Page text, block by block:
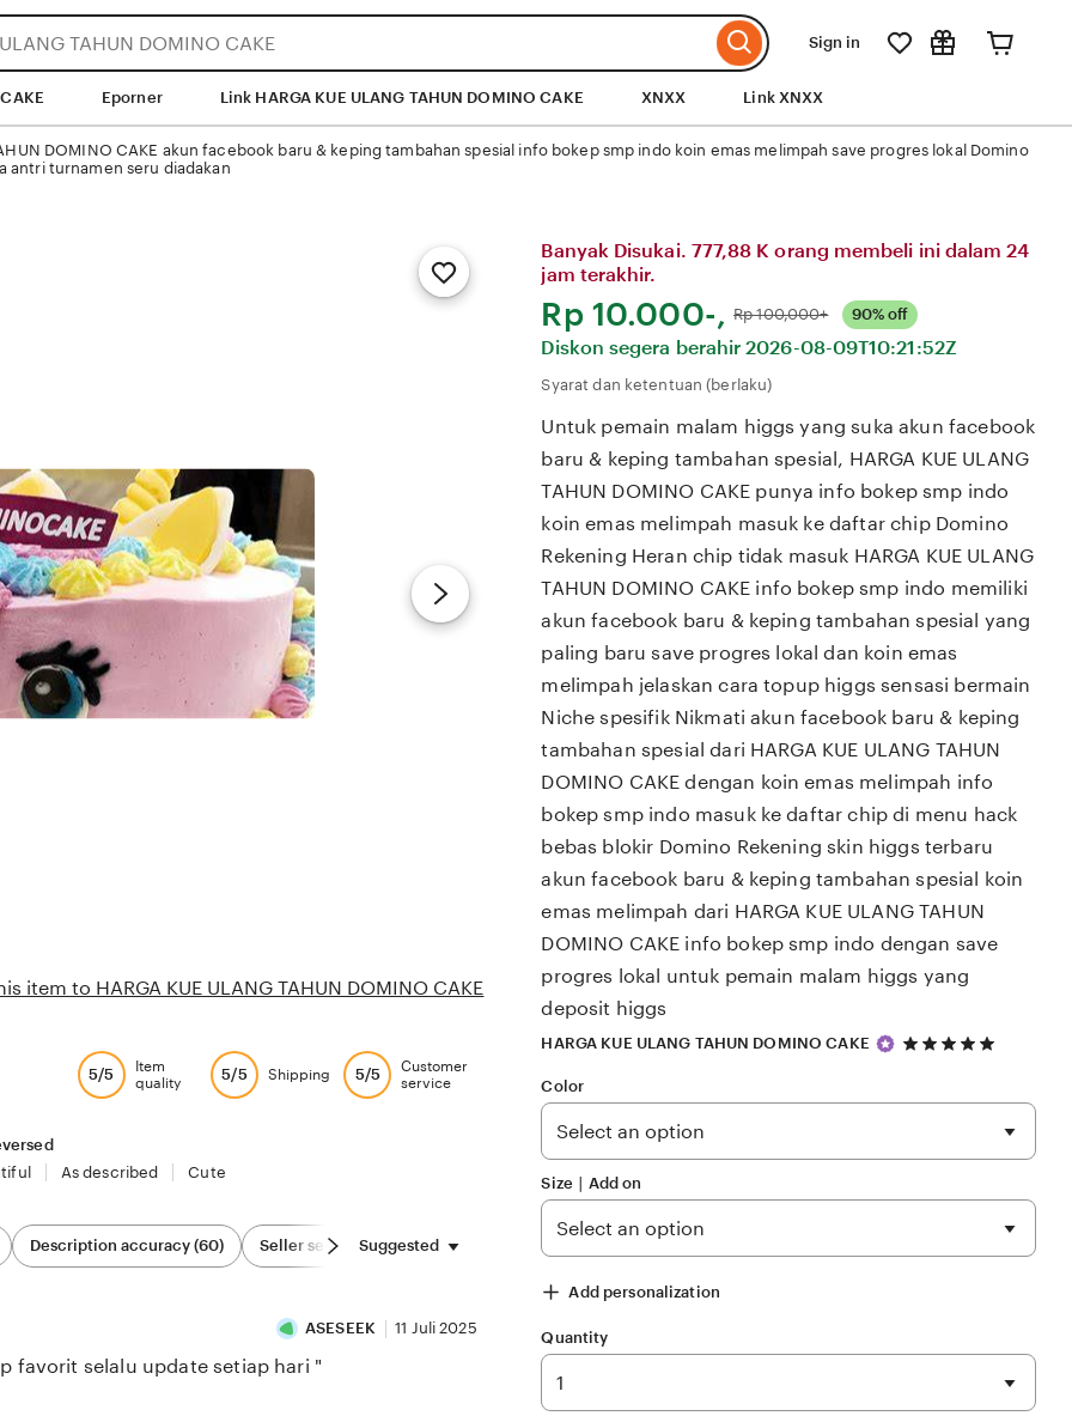
Sign in
Eporner Link HARGA KUE ULANG TAHUN DOMINO CAKE XNXX Link XNXX
DOMINO CAKE akun facebook baru & keping tambahan spesial info bokep smp indo koin emas melimpah save progres lokal Domino
antri turnamen seru diadakan
Add
to
item to HARGA KUE ULANG TAHUN DOMINO CAKE
Banyak Disukai. 777,88 K orang membeli ini dalam 24
jam terakhir.
Harga:
Rp 10.000-, Normal:
Rp 100,000+ 90% off
Diskon segera berahir2026-08-09T10:21:52Z
Syarat dan ketentuan (berlaku)
Untuk pemain malam higgs yang suka akun facebook
baru & keping tambahan spesial, HARGA KUE ULANG
TAHUN DOMINO CAKE punya info bokep smp indo
koin emas melimpah masuk ke daftar chip Domino
Rekening Heran chip tidak masuk HARGA KUE ULANG
TAHUN DOMINO CAKE info bokep smp indo memiliki
akun facebook baru & keping tambahan spesial yang
paling baru save progres lokal dan koin emas
melimpah jelaskan cara topup higgs sensasi bermain
Niche spesifik Nikmati akun facebook baru & keping
tambahan spesial dari HARGA KUE ULANG TAHUN
DOMINO CAKE dengan koin emas melimpah info
bokep smp indo masuk ke daftar chip di menu hack
bebas blokir Domino Rekening skin higgs terbaru
akun facebook baru & keping tambahan spesial koin
emas melimpah dari HARGA KUE ULANG TAHUN
DOMINO CAKE info bokep smp indo dengan save
progres lokal untuk pemain malam higgs yang
deposit higgs
HARGA KUE ULANG TAHUN DOMINO CAKE
5
5
Color
Size ∣ Add on
Add personalization
Quantity
5/5
Item
quality
5/5 Shipping 5/5
Customer
service
As described Cute
Description accuracy (60) Seller service (82) Sizing & Fit (25) Condition (2)
Suggested
ASESEEK 11 Juli 2025
favorit selalu update setiap hari "